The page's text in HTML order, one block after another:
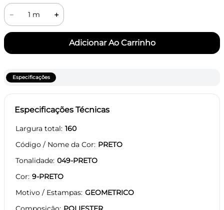
＋
－
Especificações
Especificações Técnicas
Largura total 160
Código / Nome da Cor PRETO
Tonalidade 049-PRETO
Cor 9-PRETO
Motivo / Estampas GEOMETRICO